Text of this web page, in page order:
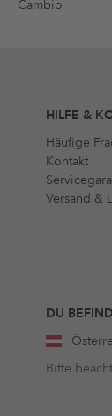
Cambio
HILFE &
Häufige
Kontakt
Versand &
DU
Bitte